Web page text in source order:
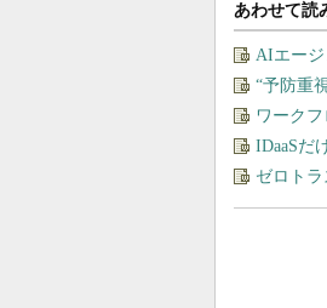
あわせて読
AIエー
“予防重
ワーク
IDaaSだ
ゼロト